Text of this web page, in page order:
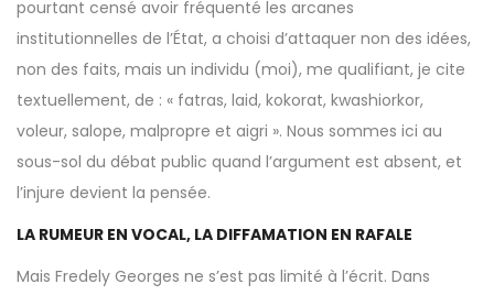
pourtant censé avoir fréquenté les arcanes
institutionnelles de l’État, a choisi d’attaquer non des idées,
non des faits, mais un individu (moi), me qualifiant, je cite
textuellement, de : « fatras, laid, kokorat, kwashiorkor,
voleur, salope, malpropre et aigri ». Nous sommes ici au
sous-sol du débat public quand l’argument est absent, et
l’injure devient la pensée.
LA RUMEUR EN VOCAL, LA DIFFAMATION EN RAFALE
Mais Fredely Georges ne s’est pas limité à l’écrit. Dans